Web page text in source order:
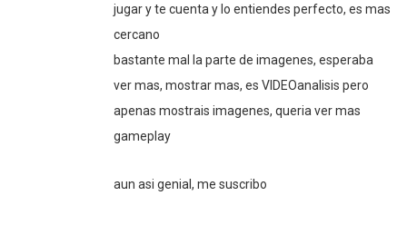
jugar y te cuenta y lo entiendes perfecto, es mas
cercano
bastante mal la parte de imagenes, esperaba
ver mas, mostrar mas, es VIDEOanalisis pero
apenas mostrais imagenes, queria ver mas
gameplay
aun asi genial, me suscribo